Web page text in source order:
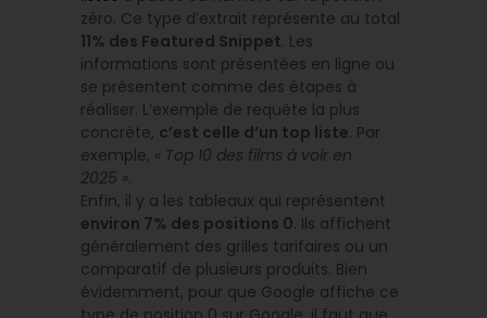
zéro. Ce type d’extrait représente au total
11% des Featured Snippet. Les
informations sont présentées en ligne ou
se présentent comme des étapes à
réaliser. L’exemple de requête la plus
concrète, c’est celle d’un top liste. Par
exemple, « Top 10 des films à voir en
2025 ».
Enfin, il y a les tableaux qui représentent
environ 7% des positions 0. Ils affichent
généralement des grilles tarifaires ou un
comparatif de plusieurs produits. Bien
évidemment, pour que Google affiche ce